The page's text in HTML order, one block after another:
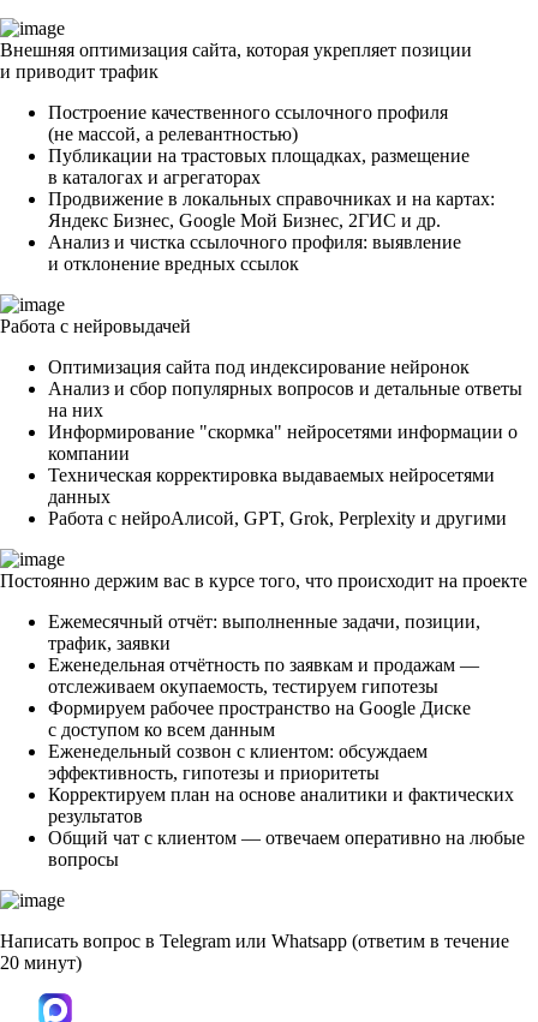
Внешняя оптимизация сайта, которая укрепляет позиции
и приводит трафик
Построение качественного ссылочного профиля
(не массой, а релевантностью)
Публикации на трастовых площадках, размещение
в каталогах и агрегаторах
Продвижение в локальных справочниках и на картах:
Яндекс Бизнес, Google Мой Бизнес, 2ГИС и др.
Анализ и чистка ссылочного профиля: выявление
и отклонение вредных ссылок
Работа с нейровыдачей
Оптимизация сайта под индексирование нейронок
Анализ и сбор популярных вопросов и детальные ответы
на них
Информирование "скормка" нейросетями информации о
компании
Техническая корректировка выдаваемых нейросетями
данных
Работа с нейроАлисой, GPT, Grok, Perplexity и другими
Постоянно держим вас в курсе того, что происходит на проекте
Ежемесячный отчёт: выполненные задачи, позиции,
трафик, заявки
Еженедельная отчётность по заявкам и продажам —
отслеживаем окупаемость, тестируем гипотезы
Формируем рабочее пространство на Google Диске
с доступом ко всем данным
Еженедельный созвон с клиентом: обсуждаем
эффективность, гипотезы и приоритеты
Корректируем план на основе аналитики и фактических
результатов
Общий чат с клиентом — отвечаем оперативно на любые
вопросы
Написать вопрос в Telegram или Whatsapp (ответим в течение
20 минут)